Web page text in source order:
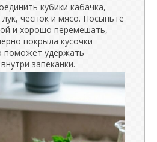
кубики кабачка,
чеснок и мясо. Посыпьте
и хорошо перемешать,
покрыла кусочки
поможет удержать
запеканки.